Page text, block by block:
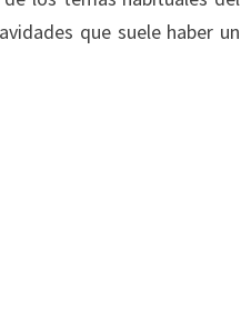
que suele haber un